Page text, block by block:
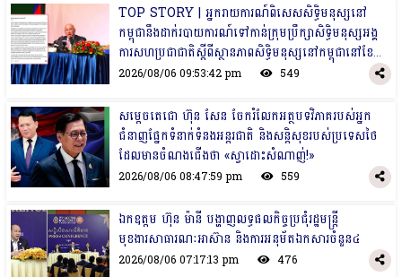
TOP STORY | អ្នករាយការណ៍ពិសេសសិទ្ធិមនុស្សនៅ
កម្ពុជានឹងដាក់របាយការណ៍ទៅកាន់ក្រុមប្រឹក្សាសិទ្ធិមនុស្សអង្គ
ការសហប្រជាជាតិស្តីពីស្ថានភាពសិទ្ធិមនុស្សនៅកម្ពុជានៅខែ
ក្រោយ
2026/08/06 09:53:42 pm 549
សម្តេចតេជោ ហ៊ុន សែន ចែករំលែកអត្ថបទវិភាគរបស់អ្នក
ជំនាញផ្នែកទំនាក់ទំនងអន្តរជាតិ និងសន្តិសុខរបស់ប្រទេសថៃ
ដែលមានចំណងជើង​ថា «ស្វាដោះសំណាញ់!»
2026/08/06 08:47:59 pm 559
ឯកឧត្តម ហ៊ុន ម៉ានី បង្ហាញលទ្ធផលកិច្ចប្រជុំរដ្ឋមន្ត្រី
មុខងារសាធារណៈអាស៊ាន និងការអនុម័តឯកសារចំនួន៤
2026/08/06 07:17:13 pm 476